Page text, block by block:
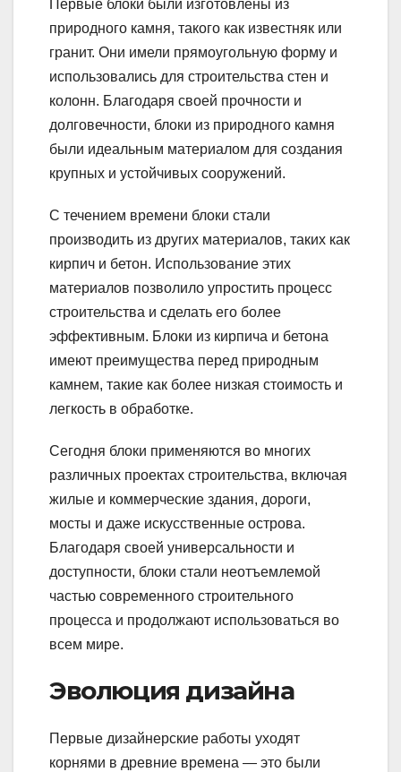
Первые блоки были изготовлены из
природного камня, такого как известняк или
гранит. Они имели прямоугольную форму и
использовались для строительства стен и
колонн. Благодаря своей прочности и
долговечности, блоки из природного камня
были идеальным материалом для создания
крупных и устойчивых сооружений.
С течением времени блоки стали
производить из других материалов, таких как
кирпич и бетон. Использование этих
материалов позволило упростить процесс
строительства и сделать его более
эффективным. Блоки из кирпича и бетона
имеют преимущества перед природным
камнем, такие как более низкая стоимость и
легкость в обработке.
Сегодня блоки применяются во многих
различных проектах строительства, включая
жилые и коммерческие здания, дороги,
мосты и даже искусственные острова.
Благодаря своей универсальности и
доступности, блоки стали неотъемлемой
частью современного строительного
процесса и продолжают использоваться во
всем мире.
Эволюция дизайна
Первые дизайнерские работы уходят
корнями в древние времена — это были